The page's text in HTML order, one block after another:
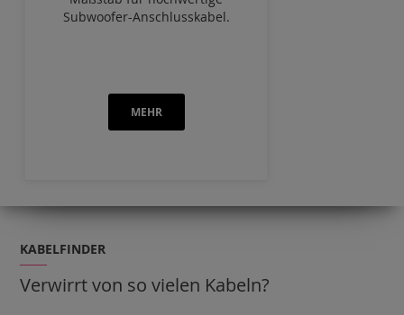
Subwoofer-Anschlusskabel.
MEHR
KABELFINDER
Verwirrt von so vielen Kabeln?